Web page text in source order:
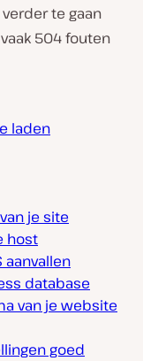
te gaan
504 fouten
laden
je site
host
aanvallen
database
van je website
goed